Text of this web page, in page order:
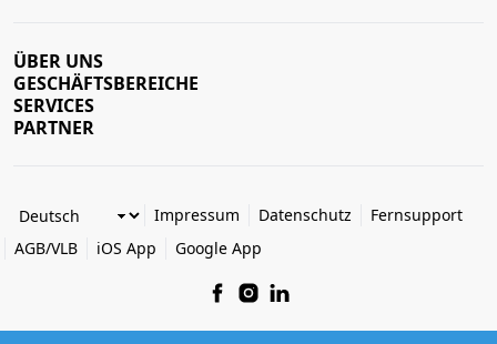
ÜBER UNS
GESCHÄFTSBEREICHE
SERVICES
PARTNER
Impressum Datenschutz
Fernsupport
AGB/VLB
iOS App Google App